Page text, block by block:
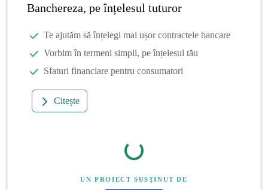
Banchereza, pe înțelesul tuturor
Te ajutăm să înțelegi mai ușor contractele bancare
Vorbim în termeni simpli, pe înțelesul tău
Sfaturi financiare pentru consumatori
Citește
UN PROIECT SUSȚINUT DE